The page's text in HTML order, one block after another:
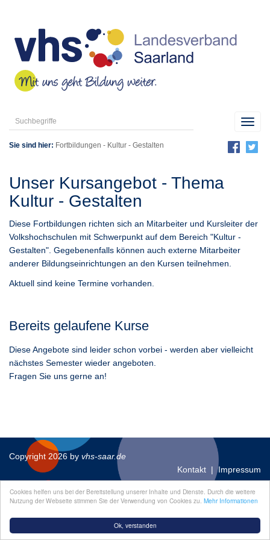
Ok, verstanden
Cookies helfen uns bei der Bereitstellung unserer Inhalte und Dienste. Durch die weitere
Nutzung der Webseite stimmen Sie der Verwendung von Cookies zu. Mehr Informationen
Sie sind hier: Fortbildungen - Kultur - Gestalten
Unser Kursangebot - Thema
Kultur - Gestalten
Diese Fortbildungen richten sich an Mitarbeiter und Kursleiter der
Volkshochschulen mit Schwerpunkt auf dem Bereich "Kultur -
Gestalten". Gegebenenfalls können auch externe Mitarbeiter
anderer Bildungseinrichtungen an den Kursen teilnehmen.
Aktuell sind keine Termine vorhanden.
Bereits gelaufene Kurse
Diese Angebote sind leider schon vorbei - werden aber vielleicht
nächstes Semester wieder angeboten.
Fragen Sie uns gerne an!
Copyright 2026 by vhs-saar.de
Kontakt |Impressum